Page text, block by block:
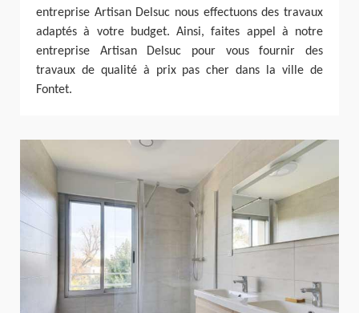
entreprise Artisan Delsuc nous effectuons des travaux
adaptés à votre budget. Ainsi, faites appel à notre
entreprise Artisan Delsuc pour vous fournir des
travaux de qualité à prix pas cher dans la ville de
Fontet.